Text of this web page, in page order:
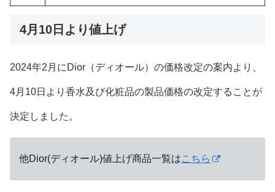
4月10日より値上げ
2024年2月にDior（ディオール）の価格改定の案内より、
4月10日より香水及び化粧品の製品価格の改定することが
決定しました。
他Dior(ディオール)値上げ商品一覧はこちら